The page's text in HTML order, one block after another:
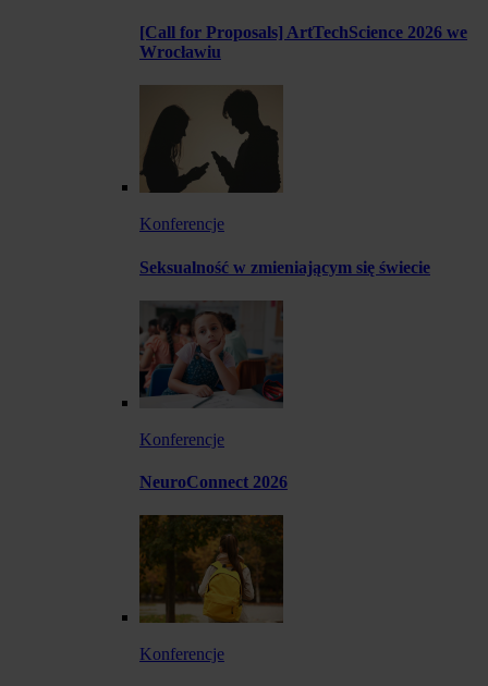
[Call for Proposals] ArtTechScience 2026 we
Wrocławiu
Konferencje
Seksualność w zmieniającym się świecie
Konferencje
NeuroConnect 2026
Konferencje